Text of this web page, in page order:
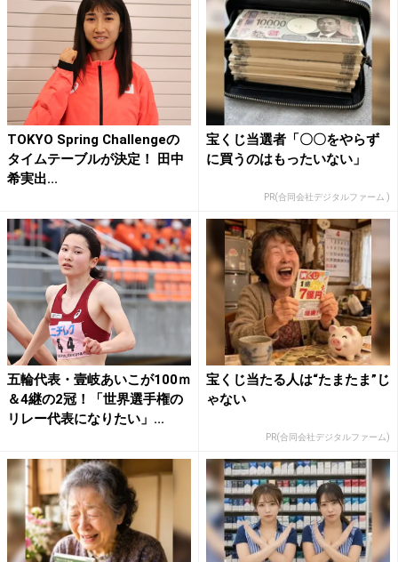
TOKYO Spring Challengeの
タイムテーブルが決定！ 田中
希実出...
宝くじ当選者「〇〇をやらず
に買うのはもったいない」
PR(合同会社デジタルファーム )
五輪代表・壹岐あいこが100ｍ
＆4継の2冠！「世界選手権の
リレー代表になりたい」...
宝くじ当たる人は“たまたま”じ
ゃない
PR(合同会社デジタルファーム)